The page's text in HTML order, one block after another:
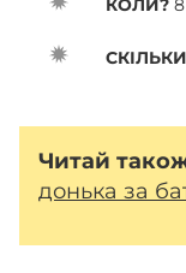
КОЛИ?
Читай
донька за